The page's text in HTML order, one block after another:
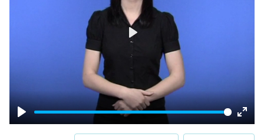
Play
Enter
Play